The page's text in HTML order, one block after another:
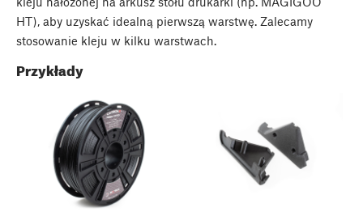
HT), aby uzyskać idealną pierwszą warstwę. Zalecamy
stosowanie kleju w kilku warstwach.
Przykłady